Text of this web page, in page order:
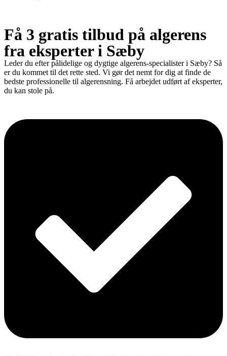
Få 3 gratis tilbud på algerens
fra eksperter i Sæby
Leder du efter pålidelige og dygtige algerens-specialister i Sæby? Så
er du kommet til det rette sted. Vi gør det nemt for dig at finde de
bedste professionelle til algerensning. Få arbejdet udført af eksperter,
du kan stole på.